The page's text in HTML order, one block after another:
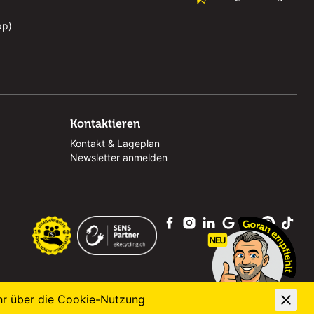
Kontaktieren
Kontakt & Lageplan
Newsletter anmelden
powered by polynorm
über die Cookie-Nutzung